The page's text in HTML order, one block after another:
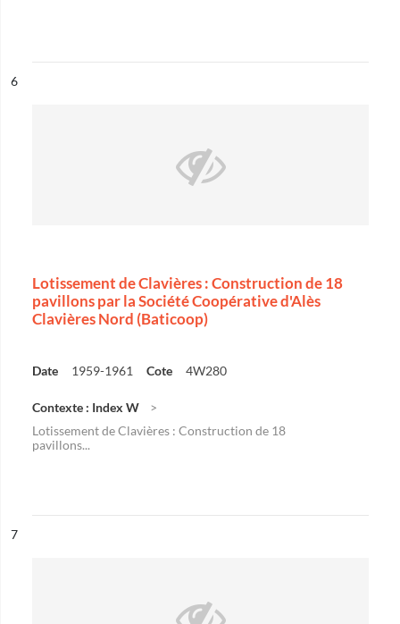
n°
6
Lotissement de Clavières : Construction de 18
pavillons par la Société Coopérative d'Alès
Clavières Nord (Baticoop)
Date 1959-1961 Cote 4W280
Contexte : Index W
Lotissement de Clavières : Construction de 18
pavillons...
n°
7